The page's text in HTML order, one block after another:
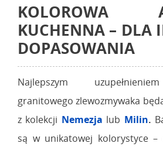
KOLOROWA
KUCHENNA – DLA
DOPASOWANIA
Najlepszym
granitowego zlewozmywaka
z kolekcji Nemezja lub Milin.
są w unikatowej kolorystyce –